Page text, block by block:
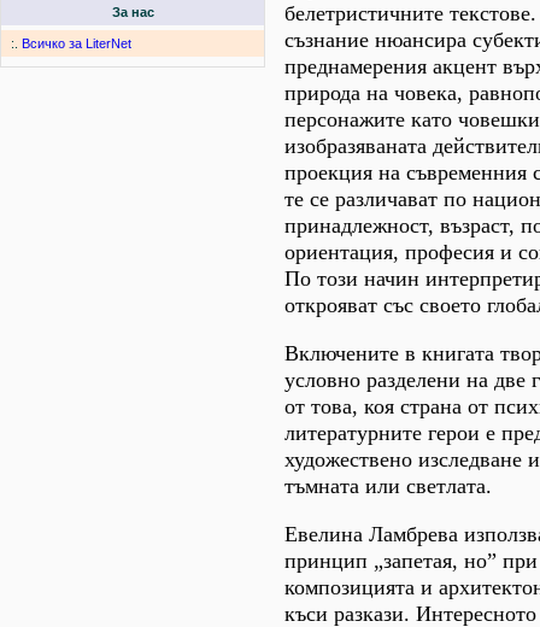
За нас
:. Всичко за LiterNet
белетристичните
съзнание нюансира
преднамерения акцент
природа на човека,
персонажите като
изобразяваната
проекция на съвременния
те се различават по
принадлежност, възраст,
ориентация, професия и
По този начин
открояват със своето
Включените в книгата
условно разделени на две
от това, коя страна от
литературните герои е
художествено изследване
тъмната или светлата.
Евелина Ламбрева
принцип „запетая, но”
композицията и
къси разкази.